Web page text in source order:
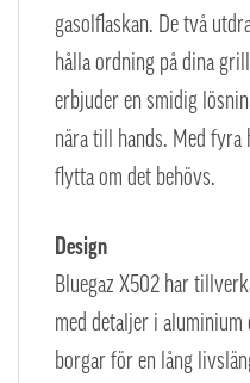
gasolflaskan. De två
hålla ordning på dina
erbjuder en smidig
nära till hands. Med
flytta om det behövs.
Design
Bluegaz X502 har
med detaljer i
borgar för en lång